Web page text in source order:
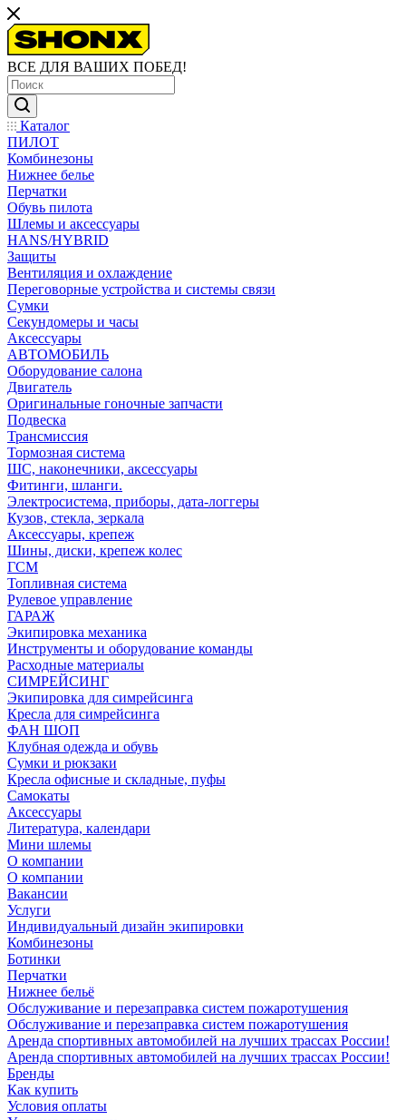
ВСЕ ДЛЯ ВАШИХ ПОБЕД!
Каталог
ПИЛОТ
Комбинезоны
Нижнее белье
Перчатки
Обувь пилота
Шлемы и аксессуары
HANS/HYBRID
Защиты
Вентиляция и охлаждение
Переговорные устройства и системы связи
Сумки
Секундомеры и часы
Аксессуары
АВТОМОБИЛЬ
Оборудование салона
Двигатель
Оригинальные гоночные запчасти
Подвеска
Трансмиссия
Тормозная система
ШС, наконечники, аксессуары
Фитинги, шланги.
Электросистема, приборы, дата-логгеры
Кузов, стекла, зеркала
Аксессуары, крепеж
Шины, диски, крепеж колес
ГСМ
Топливная система
Рулевое управление
ГАРАЖ
Экипировка механика
Инструменты и оборудование команды
Расходные материалы
СИМРЕЙСИНГ
Экипировка для симрейсинга
Кресла для симрейсинга
ФАН ШОП
Клубная одежда и обувь
Сумки и рюкзаки
Кресла офисные и складные, пуфы
Самокаты
Аксессуары
Литература, календари
Мини шлемы
О компании
О компании
Вакансии
Услуги
Индивидуальный дизайн экипировки
Комбинезоны
Ботинки
Перчатки
Нижнее бельё
Обслуживание и перезаправка систем пожаротушения
Обслуживание и перезаправка систем пожаротушения
Аренда спортивных автомобилей на лучших трассах России!
Аренда спортивных автомобилей на лучших трассах России!
Бренды
Как купить
Условия оплаты